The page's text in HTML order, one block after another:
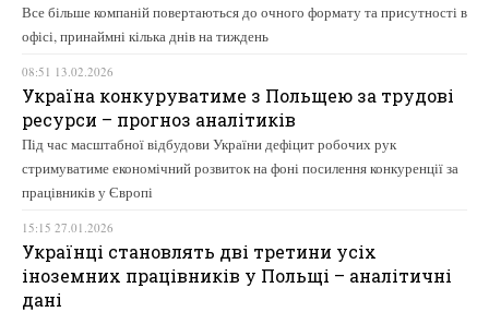
Все більше компаній повертаються до очного формату та присутності в
офісі, принаймні кілька днів на тиждень
08:51 13.02.2026
Україна конкуруватиме з Польщею за трудові
ресурси – прогноз аналітиків
Під час масштабної відбудови України дефіцит робочих рук
стримуватиме економічний розвиток на фоні посилення конкуренції за
працівників у Європі
15:15 27.01.2026
Українці становлять дві третини усіх
іноземних працівників у Польщі – аналітичні
дані